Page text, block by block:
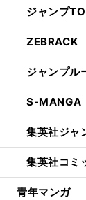
ジャンプ
ZEBRACK
ジャンプル
S-MANGA
集英社ジャ
集英社コミ
青年マンガ